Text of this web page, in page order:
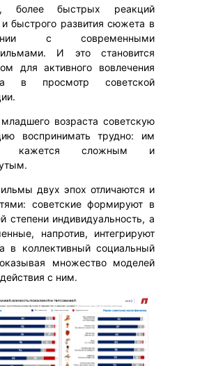
более быстрых реакций
и быстрого развития сюжета в
с современными
И это становится
для активного вовлечения
в просмотр советской
возраста советскую
воспринимать трудно: им
кажется сложным и
двух эпох отличаются и
советские формируют в
степени индивидуальность, а
напротив, интегрируют
в коллективный социальный
множество моделей
с ним.